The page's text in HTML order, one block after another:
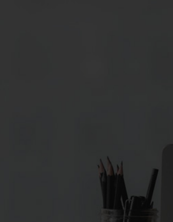
、行政法规和国务院财政、税务主管部
营的，必须按照国务院财政、税务主管
簿、记账凭证、完税凭证及其他有关资
受经营服务以及从事其他经营活动中，
件备案的义务您的财务、会计制度或者